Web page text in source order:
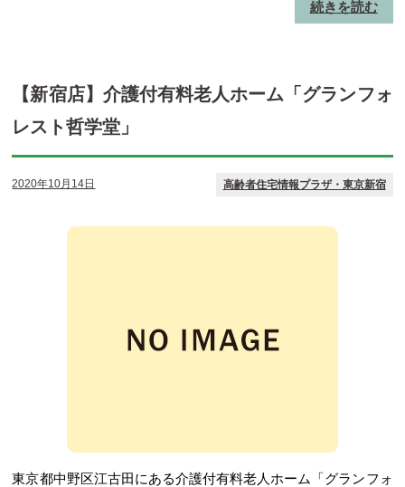
続きを読む
【新宿店】介護付有料老人ホーム「グランフォ
レスト哲学堂」
2020年10月14日 高齢者住宅情報プラザ・東京新宿
東京都中野区江古田にある介護付有料老人ホーム「グランフォ